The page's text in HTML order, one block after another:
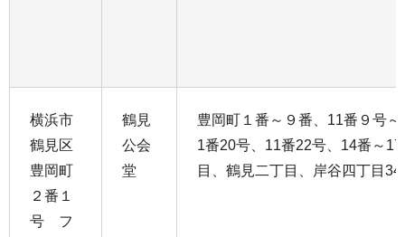
横浜市
鶴見区
豊岡町
２番１
号 フ
鶴見
公会
堂
豊岡町１番～９番、11番９号
1番20号、11番22号、14番～
目、鶴見二丁目、岸谷四丁目